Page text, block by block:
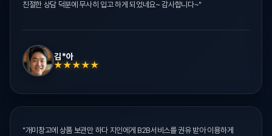
친절한 상담 덕분에 무사히 입고 하게 되었네요~ 감사합니다~"
김*아
★★★★★
"개미창고에 상품 보관만 하다 지인에게 B2B서비스를 권유 받아 이용하게